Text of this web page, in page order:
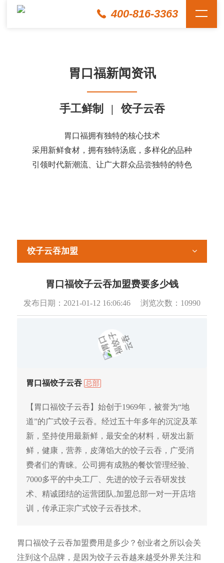
400-816-3363
胃口福新闻资讯
手工鲜制 | 饺子云吞
胃口福拥有独特的核心技术
采用新鲜食材，拥有独特汤底，多样化的品种
引领时代新潮流、让广大群众品尝独特的特色
饺子云吞加盟
胃口福饺子云吞加盟费要多少钱
发布日期： 2021-01-12 16:06:46 浏览次数： 10990
胃口福饺子云吞 总部
【胃口福饺子云吞】始创于1969年，被誉为“地
道”的广式饺子云吞。经过五十年多年的沉淀及革
新，坚持使用最新鲜，最安全的材料，研发出新
鲜，健康，营养，皮薄馅大的饺子云吞，广受消
费者们的青睐。公司拥有成熟的餐饮管理经验、
7000多平的中央工厂、先进的饺子云吞研发技
术、精诚团结的运营团队,加盟总部一对一开店培
训，传承正宗广式饺子云吞技术。
胃口福饺子云吞加盟费用是多少？创业者之所以会关
注到这个品牌，是因为饺子云吞越来越受外界关注和